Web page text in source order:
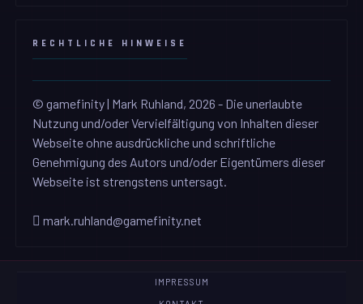
RECHTLICHE HINWEISE
© gamefinity | Mark Ruhland, 2026 - Die unerlaubte
Nutzung und/oder Vervielfältigung von Inhalten dieser
Webseite ohne ausdrückliche und schriftliche
Genehmigung des Autors und/oder Eigentümers dieser
Webseite ist strengstens untersagt.
mark.ruhland@gamefinity.net
IMPRESSUM